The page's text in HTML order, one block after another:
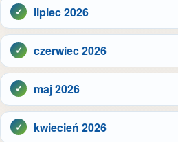
lipiec 2026
czerwiec 2026
maj 2026
kwiecień 2026